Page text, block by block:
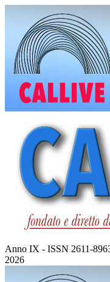
contenuto
Anno IX - ISSN 2611-
2026